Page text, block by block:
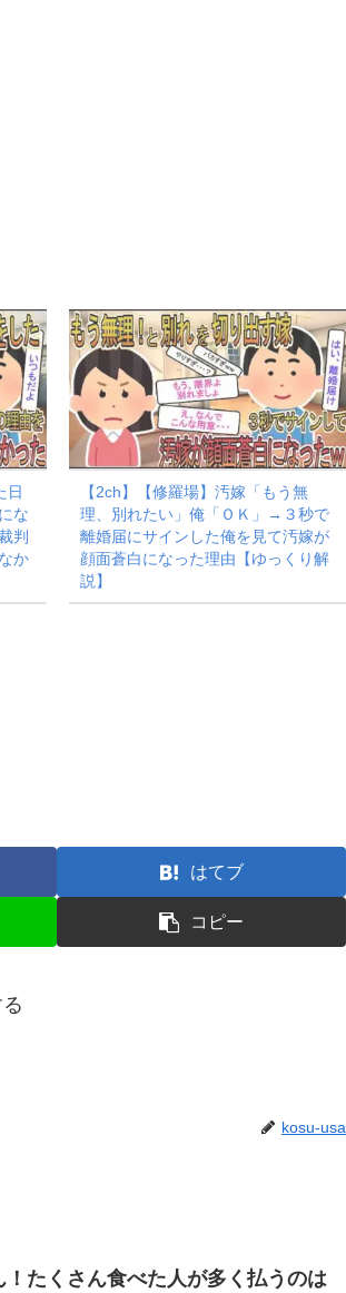
日
な
判
か
【2ch】【修羅場】汚嫁「もう無
理、別れたい」俺「ＯＫ」→３秒で
離婚届にサインした俺を見て汚嫁が
顔面蒼白になった理由【ゆっくり解
説】
はてブ
コピー
kosu-usa
！たくさん食べた人が多く払うのは